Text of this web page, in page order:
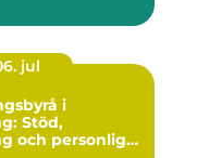
jul
i
Stöd,
och personliga